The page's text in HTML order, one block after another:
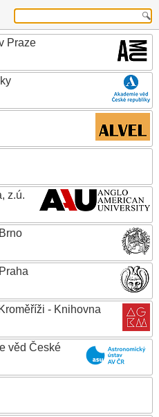
Praze
z.ú.
- Knihovna
věd České